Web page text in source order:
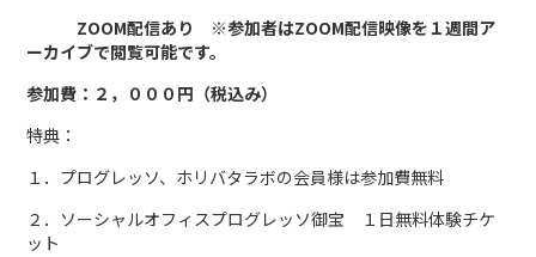
ZOOM配信あり ※参加者はZOOM配信映像を１週間ア
ーカイブで閲覧可能です。
参加費：２，０００円（税込み）
特典：
１．プログレッソ、ホリバタラボの会員様は参加費無料
２．ソーシャルオフィスプログレッソ御宝 １日無料体験チケ
ット